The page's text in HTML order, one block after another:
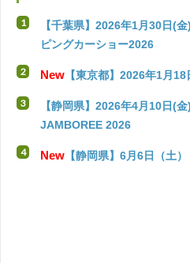
【千葉県】2026年1月30日(
ピングカーショー2026
New 【東京都】2026年1月
【静岡県】2026年4月10日(
JAMBOREE 2026
New 【静岡県】6月6日（土